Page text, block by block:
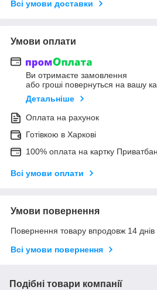
Всі умови доставки
Умови оплати
Ви отримаєте замовлення
або гроші повернуться на вашу
Детальніше
Оплата на рахунок
Готівкою в Харкові
100% оплата на картку
Всі умови оплати
Умови повернення
Повернення товару впродовж 14 днів
Всі умови повернення
Подібні товари компанії